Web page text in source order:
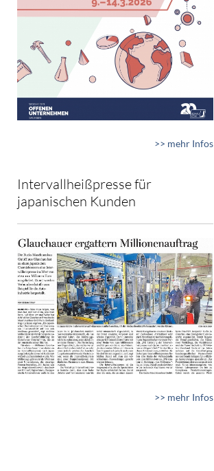
>> mehr Infos
Intervallheißpresse für
japanischen Kunden
>> mehr Infos